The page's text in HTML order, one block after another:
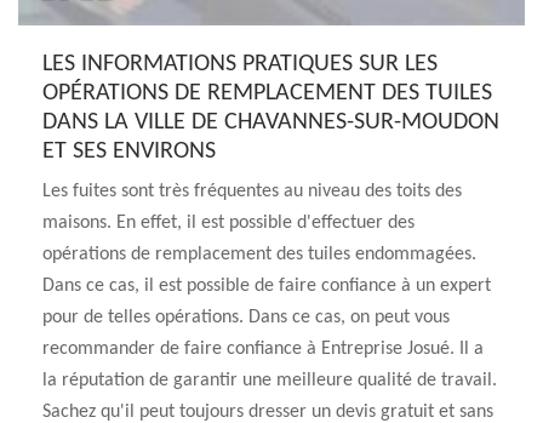
LES INFORMATIONS PRATIQUES SUR LES
OPÉRATIONS DE REMPLACEMENT DES TUILES
DANS LA VILLE DE CHAVANNES-SUR-MOUDON
ET SES ENVIRONS
Les fuites sont très fréquentes au niveau des toits des
maisons. En effet, il est possible d'effectuer des
opérations de remplacement des tuiles endommagées.
Dans ce cas, il est possible de faire confiance à un expert
pour de telles opérations. Dans ce cas, on peut vous
recommander de faire confiance à Entreprise Josué. Il a
la réputation de garantir une meilleure qualité de travail.
Sachez qu'il peut toujours dresser un devis gratuit et sans